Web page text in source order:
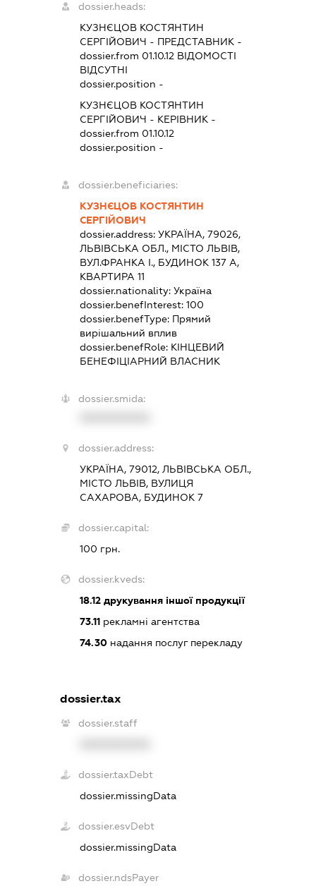
dossier.heads:
КУЗНЄЦОВ КОСТЯНТИН
СЕРГІЙОВИЧ - ПРЕДСТАВНИК-
dossier.from 01.10.12ВІДОМОСТІ
ВІДСУТНІ
dossier.position -
КУЗНЄЦОВ КОСТЯНТИН
СЕРГІЙОВИЧ - КЕРІВНИК-
dossier.from 01.10.12
dossier.position -
dossier.beneficiaries:
КУЗНЄЦОВ КОСТЯНТИН
СЕРГІЙОВИЧ
dossier.address: УКРАЇНА, 79026,
ЛЬВІВСЬКА ОБЛ., МІСТО ЛЬВІВ,
ВУЛ.ФРАНКА І., БУДИНОК 137 А,
КВАРТИРА 11
dossier.nationality: Україна
dossier.benefInterest: 100
dossier.benefType: Прямий
вирішальний вплив
dossier.benefRole: КІНЦЕВИЙ
БЕНЕФІЦІАРНИЙ ВЛАСНИК
dossier.smida:
dossier.address:
УКРАЇНА, 79012, ЛЬВІВСЬКА ОБЛ.,
МІСТО ЛЬВІВ, ВУЛИЦЯ
САХАРОВА, БУДИНОК 7
dossier.capital:
100 грн.
dossier.kveds:
18.12друкування іншої продукції
73.11рекламні агентства
74.30надання послуг перекладу
dossier.tax
dossier.staff
dossier.taxDebt
dossier.missingData
dossier.esvDebt
dossier.missingData
dossier.ndsPayer